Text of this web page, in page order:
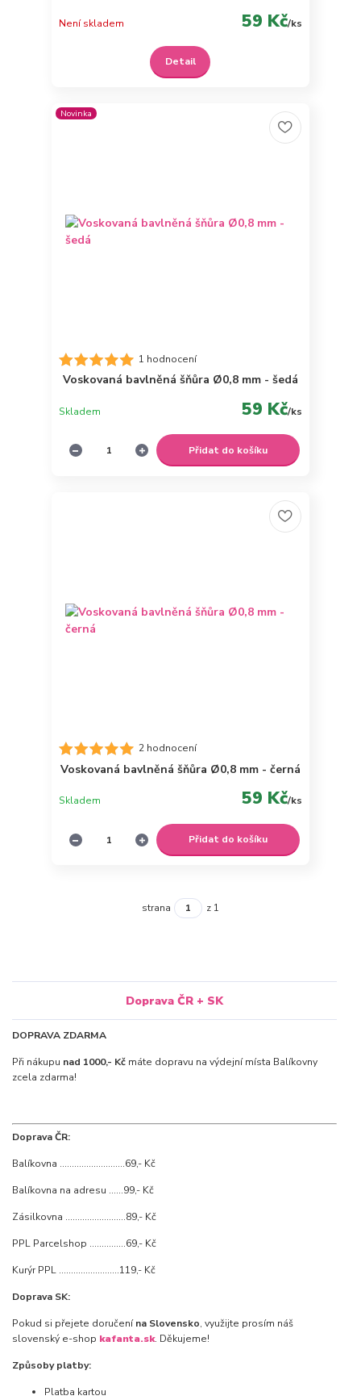
59 Kč/ks
Není skladem
Detail
Novinka
1 hodnocení
Voskovaná bavlněná šňůra Ø0,8 mm - šedá
59 Kč/ks
Skladem
Přidat do košíku
2 hodnocení
Voskovaná bavlněná šňůra Ø0,8 mm - černá
59 Kč/ks
Skladem
Přidat do košíku
strana z 1
Doprava ČR + SK
DOPRAVA ZDARMA
Při nákupu nad 1000,- Kč máte dopravu na výdejní místa Balíkovny
zcela zdarma!
Doprava ČR:
Balíkovna ...........................69,- Kč
Balíkovna na adresu ......99,- Kč
Zásilkovna .........................89,- Kč
PPL Parcelshop ...............69,- Kč
Kurýr PPL .........................119,- Kč
Doprava SK:
Pokud si přejete doručenína Slovensko, využijte prosím náš
slovenský e-shop kafanta.sk. Děkujeme!
Způsoby platby:
Platba kartou